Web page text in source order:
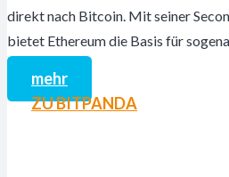
direkt nach Bitcoin. Mit seiner
bietet Ethereum die Basis für
mehr
ZU BITPANDA